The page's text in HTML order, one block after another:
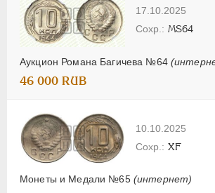
17.10.2025
Аукцион Романа Багичева №64
MS64
46 000 RUB
10.10.2025
Монеты и Медали №65 (интернет)
XF